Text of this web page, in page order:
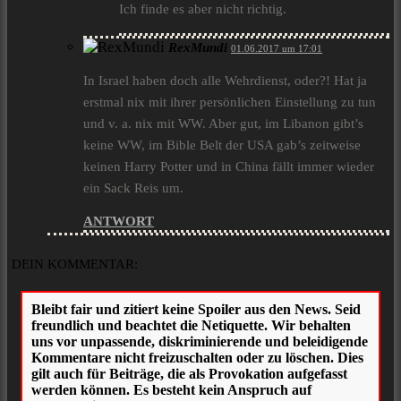
Ich finde es aber nicht richtig.
RexMundi 01.06.2017 um 17:01
In Israel haben doch alle Wehrdienst, oder?! Hat ja
erstmal nix mit ihrer persönlichen Einstellung zu tun
und v. a. nix mit WW. Aber gut, im Libanon gibt’s
keine WW, im Bible Belt der USA gab’s zeitweise
keinen Harry Potter und in China fällt immer wieder
ein Sack Reis um.
ANTWORT
DEIN KOMMENTAR: